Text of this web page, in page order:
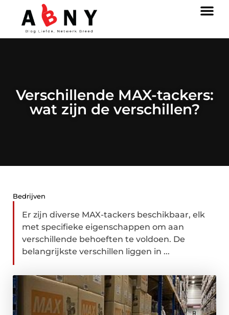
Verschillende MAX-tackers:
wat zijn de verschillen?
Bedrijven
Er zijn diverse MAX-tackers beschikbaar, elk
met specifieke eigenschappen om aan
verschillende behoeften te voldoen. De
belangrijkste verschillen liggen in ...